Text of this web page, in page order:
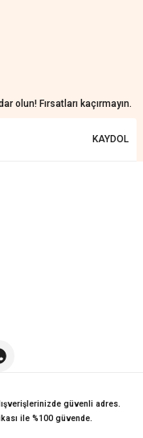
olun! Fırsatları kaçırmayın.
KAYDOL
güvenli adres.
ile %100 güvende.